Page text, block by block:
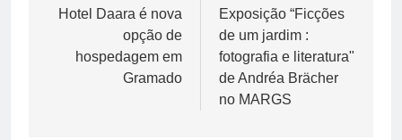
de
Post
Hotel Daara é nova
opção de
hospedagem em
Gramado
Exposição “Ficções
de um jardim :
fotografia e literatura"
de Andréa Brächer
no MARGS